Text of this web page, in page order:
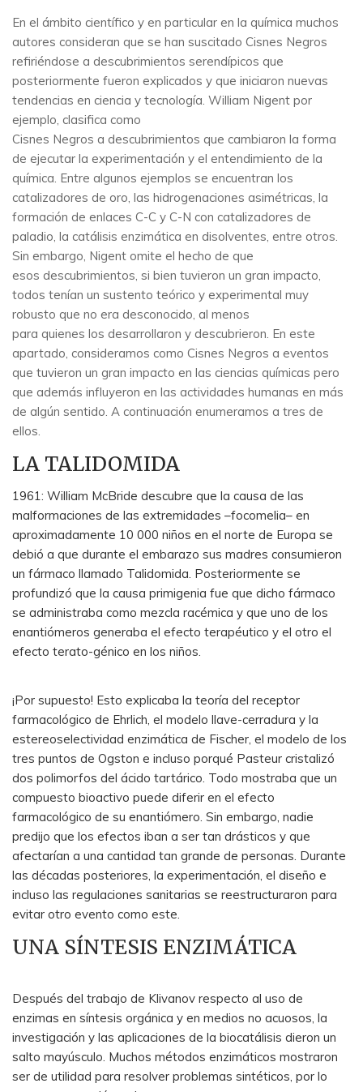
En el ámbito científico y en particular en la química muchos
autores consideran que se han suscitado Cisnes Negros
refiriéndose a descubrimientos serendípicos que
posteriormente fueron explicados y que iniciaron nuevas
tendencias en ciencia y tecnología. William Nigent por
ejemplo, clasifica como
Cisnes Negros a descubrimientos que cambiaron la forma
de ejecutar la experimentación y el entendimiento de la
química. Entre algunos ejemplos se encuentran los
catalizadores de oro, las hidrogenaciones asimétricas, la
formación de enlaces C-C y C-N con catalizadores de
paladio, la catálisis enzimática en disolventes, entre otros.
Sin embargo, Nigent omite el hecho de que
esos descubrimientos, si bien tuvieron un gran impacto,
todos tenían un sustento teórico y experimental muy
robusto que no era desconocido, al menos
para quienes los desarrollaron y descubrieron. En este
apartado, consideramos como Cisnes Negros a eventos
que tuvieron un gran impacto en las ciencias químicas pero
que además influyeron en las actividades humanas en más
de algún sentido. A continuación enumeramos a tres de
ellos.
LA TALIDOMIDA
1961: William McBride descubre que la causa de las
malformaciones de las extremidades –focomelia– en
aproximadamente 10 000 niños en el norte de Europa se
debió a que durante el embarazo sus madres consumieron
un fármaco llamado Talidomida. Posteriormente se
profundizó que la causa primigenia fue que dicho fármaco
se administraba como mezcla racémica y que uno de los
enantiómeros generaba el efecto terapéutico y el otro el
efecto terato-génico en los niños.
¡Por supuesto! Esto explicaba la teoría del receptor
farmacológico de Ehrlich, el modelo llave-cerradura y la
estereoselectividad enzimática de Fischer, el modelo de los
tres puntos de Ogston e incluso porqué Pasteur cristalizó
dos polimorfos del ácido tartárico. Todo mostraba que un
compuesto bioactivo puede diferir en el efecto
farmacológico de su enantiómero. Sin embargo, nadie
predijo que los efectos iban a ser tan drásticos y que
afectarían a una cantidad tan grande de personas. Durante
las décadas posteriores, la experimentación, el diseño e
incluso las regulaciones sanitarias se reestructuraron para
evitar otro evento como este.
UNA SÍNTESIS ENZIMÁTICA
Después del trabajo de Klivanov respecto al uso de
enzimas en síntesis orgánica y en medios no acuosos, la
investigación y las aplicaciones de la biocatálisis dieron un
salto mayúsculo. Muchos métodos enzimáticos mostraron
ser de utilidad para resolver problemas sintéticos, por lo